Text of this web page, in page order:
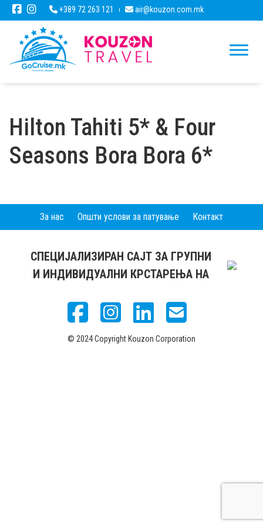
+389 72 263 121 air@kouzon.com.mk
Hilton Tahiti 5* & Four
Seasons Bora Bora 6*
За нас Општи услови за патување Контакт
СПЕЦИЈАЛИЗИРАН САЈТ ЗА ГРУПНИ
И ИНДИВИДУАЛНИ КРСТАРЕЊА НА
© 2024 Copyright Kouzon Corporation